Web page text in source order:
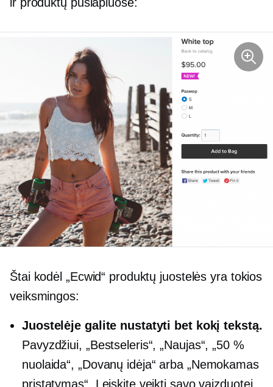
Štai kodėl „Ecwid“ produktų juostelės yra tokios
veiksmingos:
Juostelėje galite nustatyti bet kokį tekstą.
Pavyzdžiui, „Bestseleris“, „Naujas“, „50 %
nuolaida“, „Dovanų idėja“ arba „Nemokamas
pristatymas“. Leiskite veikti savo vaizduotei